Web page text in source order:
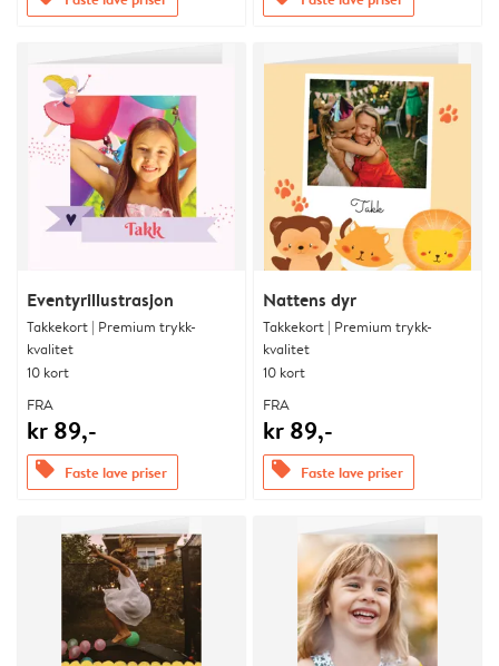
Eventyrillustrasjon
Takkekort | Premium trykk-
kvalitet
10 kort
FRA
kr 89,-
offers Faste lave priser
Nattens dyr
Takkekort | Premium trykk-
kvalitet
10 kort
FRA
kr 89,-
offers Faste lave priser